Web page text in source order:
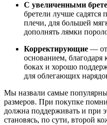
С увеличенными
бретели лучше садятся
плечи, для большей
дополнять лямки
Корректирующие —
основанием, благодаря
боках и хорошо
для облегающих
Мы назвали самые
размеров. При покупке
должна поддерживать и при
становясь, по сути, второй